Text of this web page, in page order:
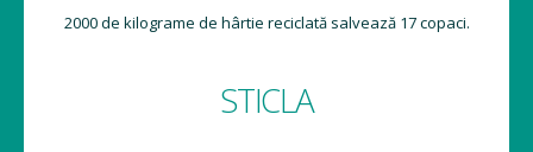
2000 de kilograme de hârtie reciclată salvează 17 copaci.
STICLA